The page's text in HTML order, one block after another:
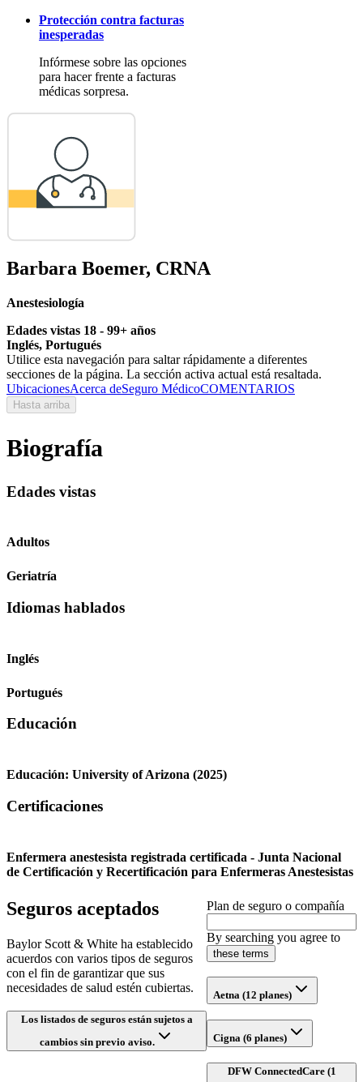
Protección contra facturas
inesperadas
Infórmese sobre las opciones
para hacer frente a facturas
médicas sorpresa.
Barbara Boemer, CRNA
Anestesiología
Edades vistas 18 - 99+ años
Inglés, Portugués
Utilice esta navegación para saltar rápidamente a diferentes
secciones de la página. La sección activa actual está resaltada.
UbicacionesAcerca deSeguro MédicoCOMENTARIOS
Hasta arriba
Biografía
Edades vistas
Adultos
Geriatría
Idiomas hablados
Inglés
Portugués
Educación
Educación: University of Arizona (2025)
Certificaciones
Enfermera anestesista registrada certificada - Junta Nacional
de Certificación y Recertificación para Enfermeras Anestesistas
Seguros aceptados
Baylor Scott & White ha establecido
acuerdos con varios tipos de seguros
con el fin de garantizar que sus
necesidades de salud estén cubiertas.
Los listados de seguros están sujetos a
cambios sin previo aviso.
Plan de seguro o compañía
By searching you agree to
these terms
Aetna (12 planes)
Cigna (6 planes)
DFW ConnectedCare (1